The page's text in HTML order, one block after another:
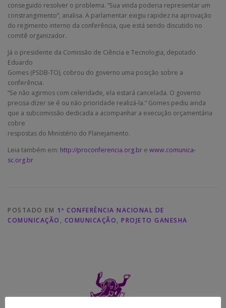
conseguido resolver o problema. “Sua vinda poderia representar um
constrangimento”, analisa. A parlamentar exigiu rapidez na aprovação
do regimento interno da conferência, que está sendo discutido no
comitê organizador.
Já o presidente da Comissão de Ciência e Tecnologia, deputado
Eduardo
Gomes (PSDB-TO), cobrou do governo uma posição sobre a
conferência.
“Se não agirmos com celeridade, ela estará cancelada. O governo
precisa dizer se é ou não prioridade realizá-la.” Gomes pediu ainda
que a subcomissão dedicada a acompanhar a execução orçamentária
cobre
respostas do Ministério do Planejamento.
Leia também em: http://proconferencia.org.br e www.comunica-
sc.org.br
POSTADO EM 1ª CONFERÊNCIA NACIONAL DE
COMUNICAÇÃO , COMUNICAÇÃO, PROJETO GANESHA